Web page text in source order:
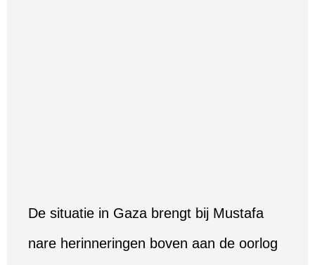
De situatie in Gaza brengt bij Mustafa
nare herinneringen boven aan de oorlog